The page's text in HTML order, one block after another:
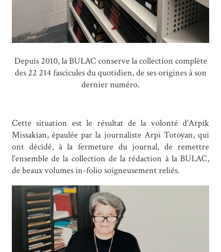
Depuis 2010, la BULAC conserve la collection complète
des 22 214 fascicules du quotidien, de ses origines à son
dernier numéro.
Cette situation est le résultat de la volonté d’Arpik
Missakian, épaulée par la journaliste Arpi Totoyan, qui
ont décidé, à la fermeture du journal, de remettre
l’ensemble de la collection de la rédaction à la BULAC,
de beaux volumes in-folio soigneusement reliés.